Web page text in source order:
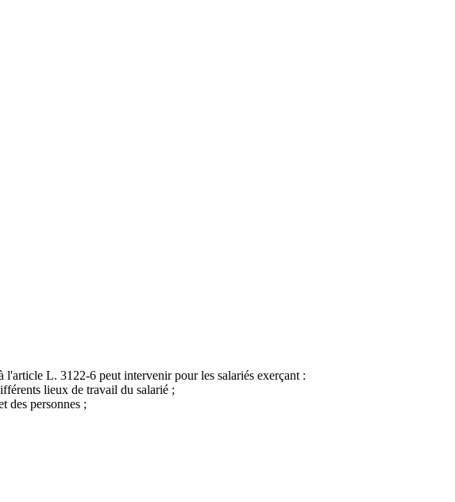
L. 3122-6 peut intervenir pour les salariés exerçant :
lieux de travail du salarié ;
des personnes ;